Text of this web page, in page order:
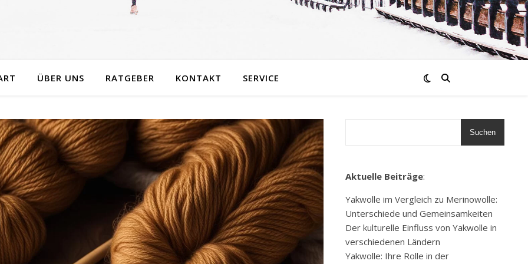
ÜBER UNS RATGEBER KONTAKT SERVICE
Suchen
Aktuelle Beiträge:
Yakwolle im Vergleich zu Merinowolle:
Unterschiede und Gemeinsamkeiten
Der kulturelle Einfluss von Yakwolle in
verschiedenen Ländern
Yakwolle: Ihre Rolle in der